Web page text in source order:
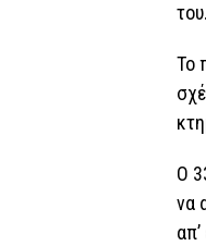
του.
Το
Ο
να